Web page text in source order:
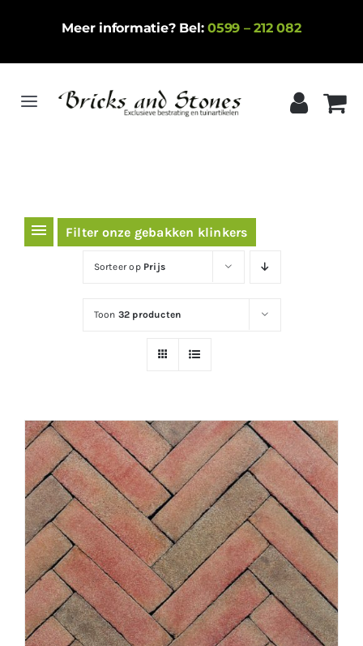
Meer informatie? Bel:0599 – 212 082
Toggle
Keramische tegels
Offerte aanvragen
Sorteer op Prijs
Toon 32 producten
Filter onze gebakken klinkers